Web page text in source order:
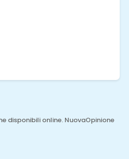
disponibili online. NuovaOpinione